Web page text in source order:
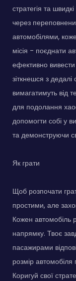
стратегія та
через
автомобілями,
місія - поєднати
ефективно вивести
зіткнешся з
вимагатимуть від
для подолання
допомогти собі у
та демонструючи
Як грати
Щоб розпочати
простими, але
Кожен автомобіль
напрямку. Твоє
пасажирами
розмір автомобіля
Коригуй свої